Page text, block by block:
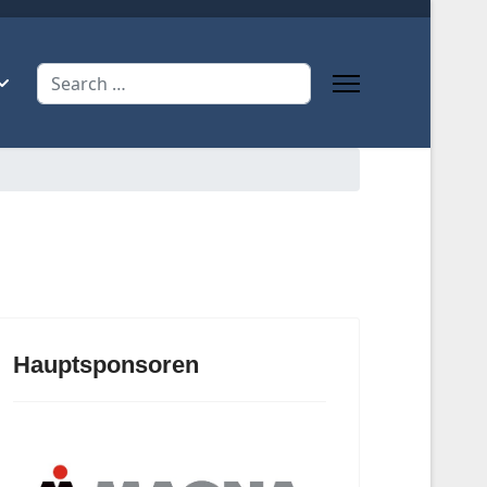
Search
Hauptsponsoren